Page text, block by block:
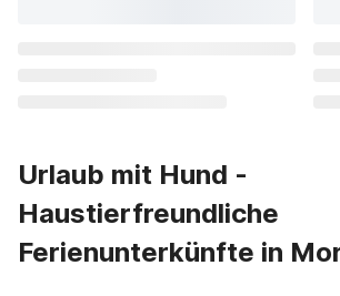
Urlaub mit Hund -
Haustierfreundliche
Ferienunterkünfte in